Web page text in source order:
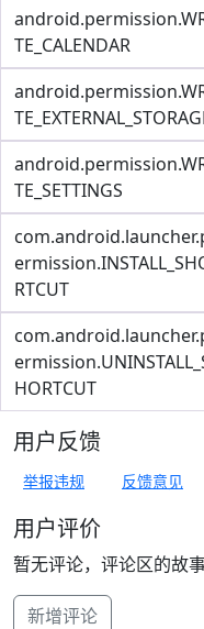
TE_CALENDAR
TE_SETTINGS
RTCUT
HORTCUT
用户反馈
举报违规 反馈意见
用户评价
暂无评论，评论区的故
新增评论